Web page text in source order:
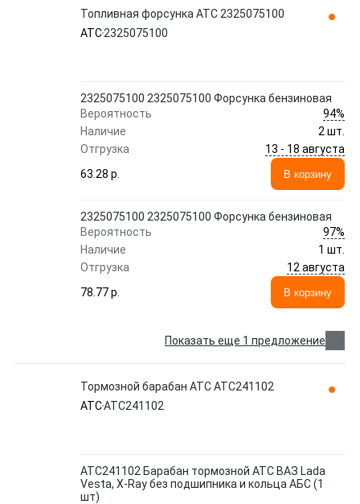
Топливная форсунка ATC 2325075100
ATC2325075100
2325075100 2325075100 Форсунка бензиновая
Вероятность
94%
Наличие
2 шт.
Отгрузка
13 - 18 августа
63.28 p.
В корзину
2325075100 2325075100 Форсунка бензиновая
Вероятность
97%
Наличие
1 шт.
Отгрузка
12 августа
78.77 p.
В корзину
Показать еще 1 предложение
Тормозной барабан ATC АТС241102
ATCАТС241102
АТС241102 Барабан тормозной АТС ВАЗ Lada
Vesta, X-Ray без подшипника и кольца АБС (1
шт)